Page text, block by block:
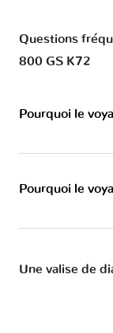
Questions
800 GS K72
Pourquoi le
Pourquoi le
Une valise de